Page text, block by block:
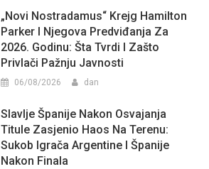
„Novi Nostradamus“ Krejg Hamilton
Parker I Njegova Predviđanja Za
2026. Godinu: Šta Tvrdi I Zašto
Privlači Pažnju Javnosti
06/08/2026 dan
Slavlje Španije Nakon Osvajanja
Titule Zasjenio Haos Na Terenu:
Sukob Igrača Argentine I Španije
Nakon Finala